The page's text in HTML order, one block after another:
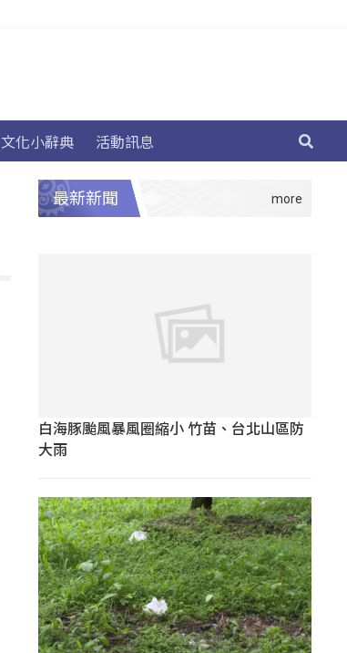
文化小辭典 活動訊息
最新新聞
白海豚颱風暴風圈縮小 竹苗、台北山區防
大雨